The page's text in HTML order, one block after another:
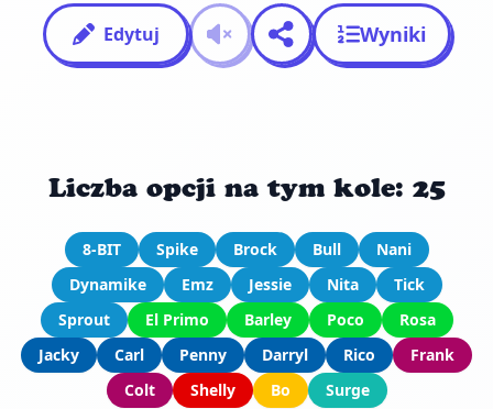
Edytuj Wyniki
Liczba opcji na tym kole: 25
8-BIT Spike Brock Bull
Nani
Dynamike
Emz Jessie Nita
Tick
Sprout
El Primo Barley Poco
Rosa
Jacky
Carl Penny Darryl Rico
Frank
Colt
Shelly Bo Surge